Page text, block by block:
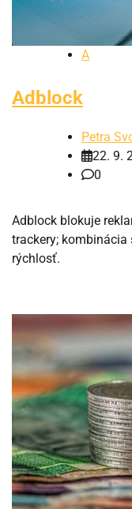
A
Adblock
Petra
22. 9.
0
Adblock blokuje
trackery; kombinácia
rýchlosť.